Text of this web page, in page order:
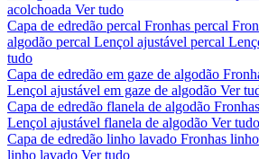
acolchoada Ver tudo
Capa de edredão percal Fronhas percal
algodão percal Lençol ajustável percal
tudo
Capa de edredão em gaze de algodão
Lençol ajustável em gaze de algodão Ver
Capa de edredão flanela de algodão
Lençol ajustável flanela de algodão Ver tudo
Capa de edredão linho lavado Fronhas
linho lavado Ver tudo